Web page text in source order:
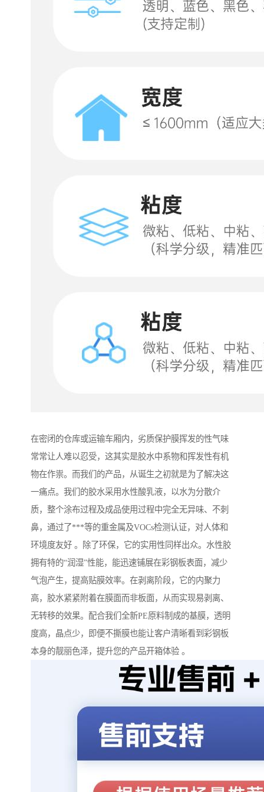
在密闭的仓库或运输车厢内，劣质保护膜挥发的性气味
常常让人难以忍受，这其实是胶水中系物和挥发性有机
物在作祟。而我们的产品，从诞生之初就是为了解决这
一痛点。我们的胶水采用水性酸乳液，以水为分散介
质，整个涂布过程及成品使用过程中完全无异味、不刺
鼻，通过了***等的重金属及VOCs检测认证，对人体和
环境度友好 。除了环保，它的实用性同样出众。水性胶
拥有特的“润湿”性能，能迅速铺展在彩钢板表面，减少
气泡产生，提高贴膜效率。在剥离阶段，它的内聚力
高，胶水紧紧附着在膜面而非板面，从而实现易剥离、
无转移的效果。配合我们全新PE原料制成的基膜，透明
度高，晶点少，即便不撕膜也能让客户清晰看到彩钢板
本身的靓丽色泽，提升您的产品开箱体验 。